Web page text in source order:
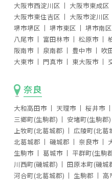
大阪市西淀川区
大阪市東成区
大阪市東住吉区
大阪市淀川区
堺市堺区
堺市東区 堺市南区
八尾市
富田林市 松原市
阪南市
泉南郡 豊中市 吹
大東市
門真市 東大阪市
奈良
大和高田市 天理市 桜井市
三郷町(生駒郡)
安堵町(生駒郡)
上牧町(北葛城郡)
広陵町(北葛
北葛城郡
磯城郡 奈良市
生駒市
葛城市 平群町(生駒
川西町(磯城郡)
田原本町(磯城
河合町(北葛城郡)
生駒郡 高